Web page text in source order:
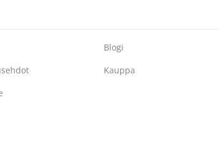
Blogi
Kauppa